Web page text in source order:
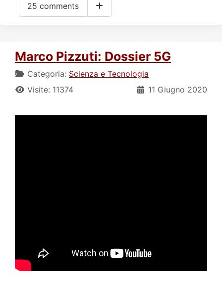
25 comments
Marco Pizzuti: Dossier 5G
Categoria: Scienza e Tecnologia
11 Giugno 2020
Visite: 11374